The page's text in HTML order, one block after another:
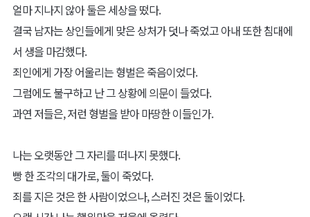
얼마 지나지 않아 둘은 세상을 떴다.
결국 남자는 상인들에게 맞은 상처가 덧나 죽었고 아내 또한 침대에
서 생을 마감했다.
죄인에게 가장 어울리는 형벌은 죽음이었다.
그럼에도 불구하고 난 그 상황에 의문이 들었다.
과연 저들은, 저런 형벌을 받아 마땅한 이들인가.
나는 오랫동안 그 자리를 떠나지 못했다.
빵 한 조각의 대가로, 둘이 죽었다.
죄를 지은 것은 한 사람이었으나, 스러진 것은 둘이었다.